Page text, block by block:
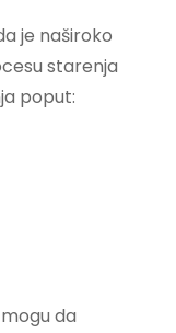
je naširoko
starenja
poput:
da